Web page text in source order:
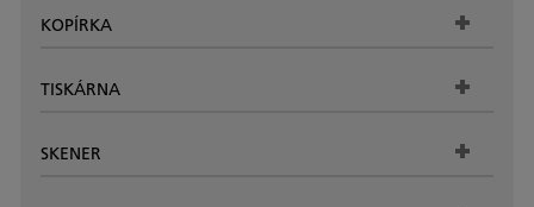
KOPÍRKA
TISKÁRNA
SKENER